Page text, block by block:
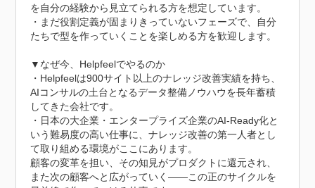
を自分の経験から見立てられる方を想定しています。
・まだ役割定義が固まりきっていないフェーズで、自分
たちで型を作っていくことを楽しめる方を歓迎します。
▼なぜ今、Helpfeelでやるのか
・Helpfeelは900サイト以上のナレッジ改善実績を持ち、
AIコンサルの土台となるデータ整備ノウハウを長年蓄積
してきた会社です。
・日本の大企業・エンタープライズ企業のAI-Ready化と
いう難易度の高い仕事に、ナレッジ改善の第一人者とし
て取り組める環境がここにあります。
顧客の変革を担い、その知見がプロダクトに還元され、
また次の顧客へと広がっていく――この正のサイクルを